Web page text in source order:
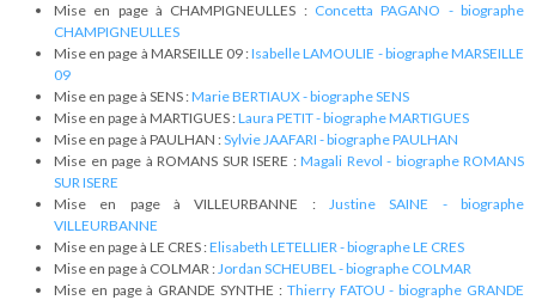
Mise en page à CHAMPIGNEULLES : Concetta PAGANO - biographe
CHAMPIGNEULLES
Mise en page à MARSEILLE 09 :Isabelle LAMOULIE - biographe MARSEILLE
09
Mise en page à SENS :Marie BERTIAUX - biographe SENS
Mise en page à MARTIGUES :Laura PETIT - biographe MARTIGUES
Mise en page à PAULHAN :Sylvie JAAFARI - biographe PAULHAN
Mise en page à ROMANS SUR ISERE : Magali Revol - biographe ROMANS
SUR ISERE
Mise en page à VILLEURBANNE : Justine SAINE - biographe
VILLEURBANNE
Mise en page à LE CRES :Elisabeth LETELLIER - biographe LE CRES
Mise en page à COLMAR :Jordan SCHEUBEL - biographe COLMAR
Mise en page à GRANDE SYNTHE : Thierry FATOU - biographe GRANDE